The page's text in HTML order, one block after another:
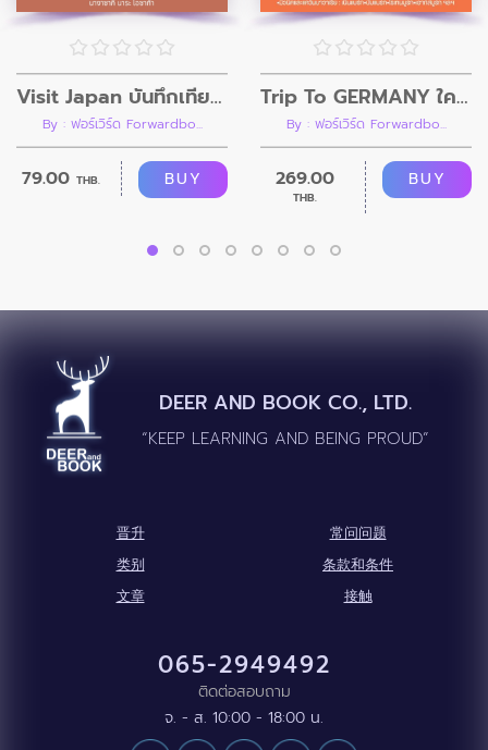
Visit Japan บันทึกเที่ยวญี่ปุ่น เล่ม 4 จากชูบุสู่คันไซเลยไปคิวชู ฤดูใบไม้ร่วง Autumn CHUBU-KANSAI & KYUSHU
By : ฟอร์เวิร์ด Forwardbo...
79.00 THB. BUY
Trip To GERMANY ใครๆก็ไปเที่ยวเยอรมนี
By : ฟอร์เวิร์ด Forwardbo...
269.00
THB.
BUY
DEER AND BOOK CO., LTD.
“KEEP LEARNING AND BEING PROUD”
晋升
常问问题
类别
条款和条件
文章
接触
065-2949492
ติดต่อสอบถาม
จ. - ส. 10:00 - 18:00 น.